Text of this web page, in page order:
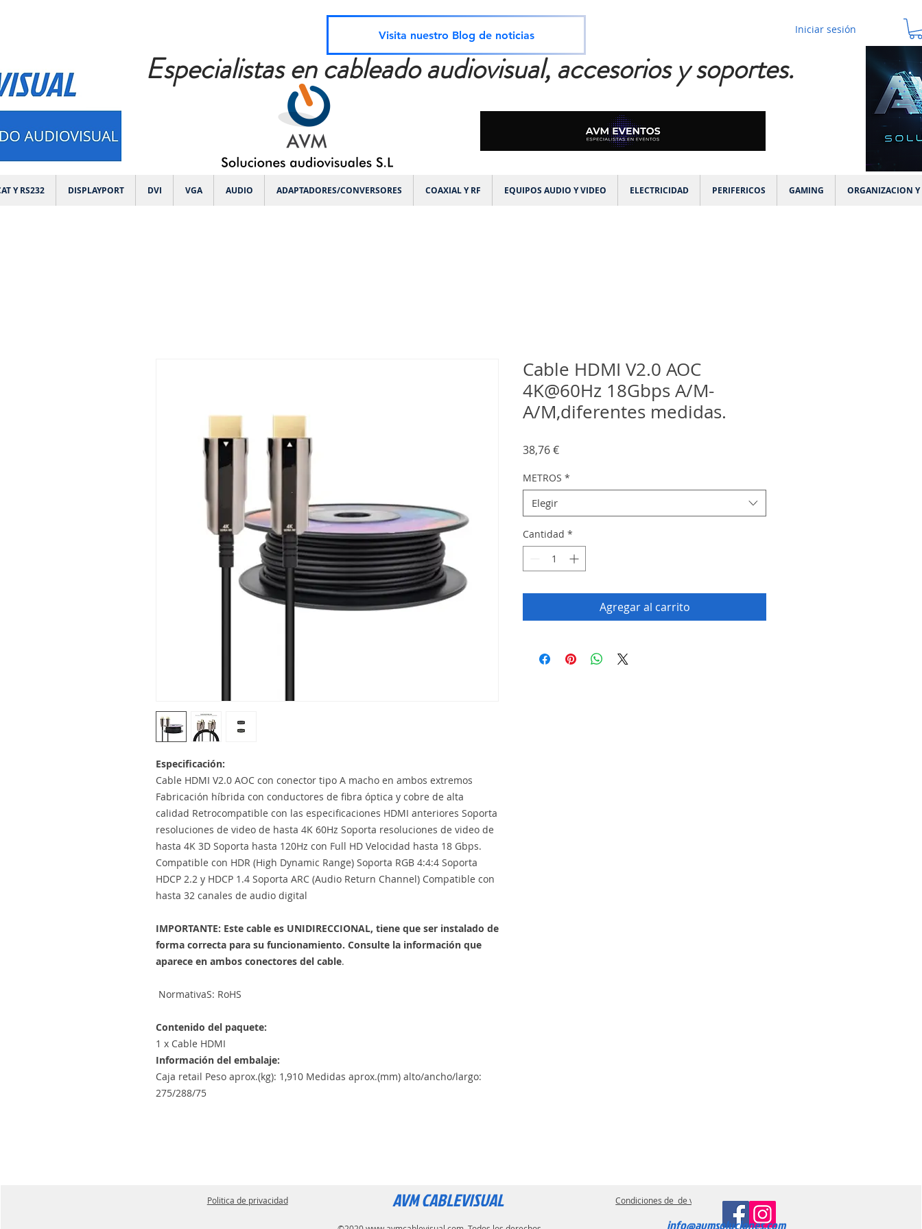
Visita nuestro Blog de noticias Iniciar sesión
Especialistas en cableado audiovisual, accesorios y soportes.
Y RS232 DISPLAYPORT DVI VGA AUDIO ADAPTADORES/CONVERSORES COAXIAL Y RF EQUIPOS AUDIO Y VIDEO ELECTRICIDAD PERIFERICOS GAMING ORGANIZACION Y
Especificación:
Cable HDMI V2.0 AOC con conector tipo A macho en ambos extremos
Fabricación híbrida con conductores de fibra óptica y cobre de alta
calidad Retrocompatible con las especificaciones HDMI anteriores Soporta
resoluciones de video de hasta 4K 60Hz Soporta resoluciones de video de
hasta 4K 3D Soporta hasta 120Hz con Full HD Velocidad hasta 18 Gbps.
Compatible con HDR (High Dynamic Range) Soporta RGB 4:4:4 Soporta
HDCP 2.2 y HDCP 1.4 Soporta ARC (Audio Return Channel) Compatible con
hasta 32 canales de audio digital
IMPORTANTE: Este cable es UNIDIRECCIONAL, tiene que ser instalado de
forma correcta para su funcionamiento. Consulte la información que
aparece en ambos conectores del cable.
NormativaS: RoHS
Contenido del paquete:
1 x Cable HDMI
Información del embalaje:
Caja retail Peso aprox.(kg): 1,910 Medidas aprox.(mm) alto/ancho/largo:
275/288/75
Cable HDMI V2.0 AOC
4K@60Hz 18Gbps A/M-
A/M,diferentes medidas.
38,76 €Precio
METROS *
Elegir
Cantidad *
Agregar al carrito
Politica de privacidad Condiciones de de ventas
AVM CABLEVISUAL
info@avmsoluciones.com